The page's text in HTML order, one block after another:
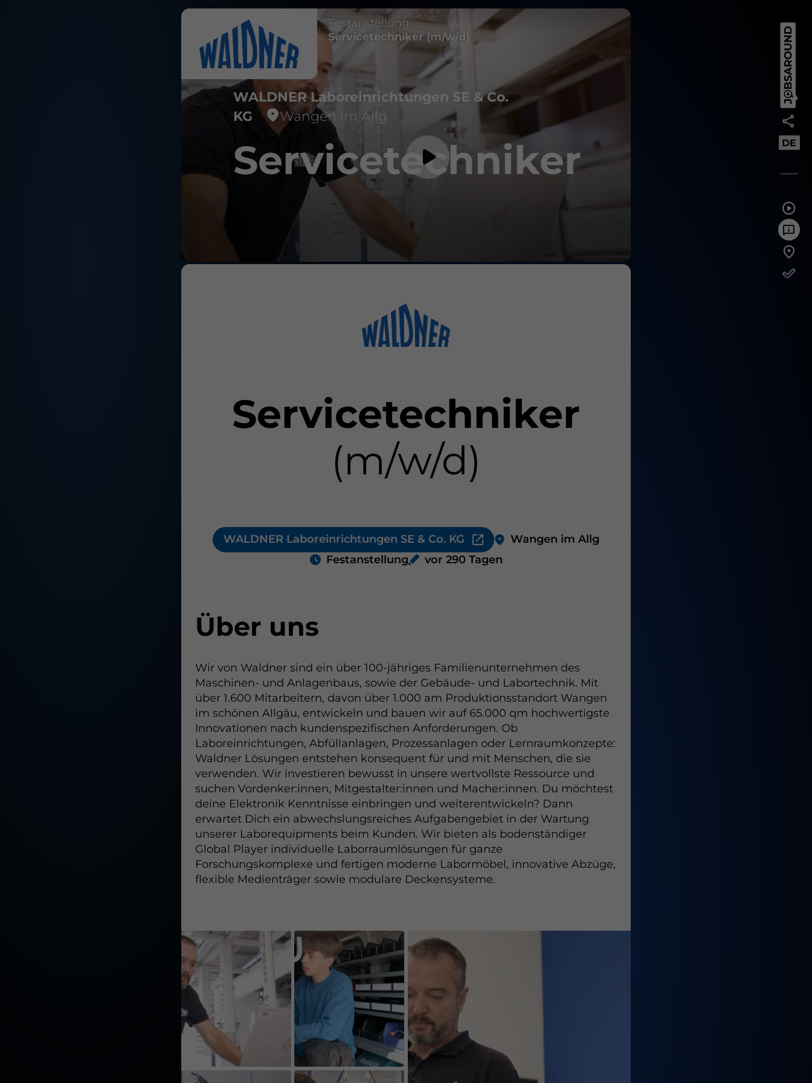
Festanstellung
Servicetechniker (m/w/d)
WALDNER Laboreinrichtungen SE & Co.
KG
Wangen im Allg
Servicetechniker
Servicetechniker
(m/w/d)
WALDNER Laboreinrichtungen SE & Co. KG
Wangen im Allg
Festanstellung
vor 290 Tagen
Über uns
Wir von Waldner sind ein über 100-jähriges Familienunternehmen des
Maschinen- und Anlagenbaus, sowie der Gebäude- und Labortechnik. Mit
über 1.600 Mitarbeitern, davon über 1.000 am Produktionsstandort Wangen
im schönen Allgäu, entwickeln und bauen wir auf 65.000 qm hochwertigste
Innovationen nach kundenspezifischen Anforderungen. Ob
Laboreinrichtungen, Abfüllanlagen, Prozessanlagen oder Lernraumkonzepte:
Waldner Lösungen entstehen konsequent für und mit Menschen, die sie
verwenden. Wir investieren bewusst in unsere wertvollste Ressource und
suchen Vordenker:innen, Mitgestalter:innen und Macher:innen. Du möchtest
deine Elektronik Kenntnisse einbringen und weiterentwickeln? Dann
erwartet Dich ein abwechslungsreiches Aufgabengebiet in der Wartung
unserer Laborequipments beim Kunden. Wir bieten als bodenständiger
Global Player individuelle Laborraumlösungen für ganze
Forschungskomplexe und fertigen moderne Labormöbel, innovative Abzüge,
flexible Medienträger sowie modulare Deckensysteme.
DE